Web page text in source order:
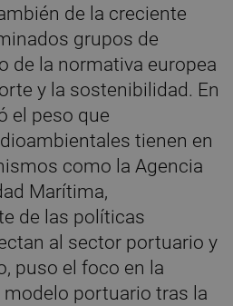
de la creciente
grupos de
de la normativa europea
y la sostenibilidad. En
el peso que
tienen en
como la Agencia
Marítima,
de las políticas
al sector portuario y
puso el foco en la
portuario tras la